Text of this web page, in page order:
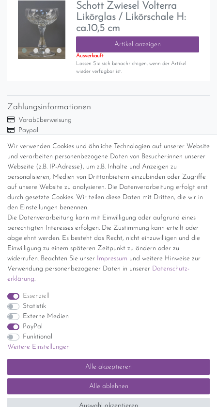
Schott Zwiesel Volterra
Likörglas / Likörschale H:
ca.10,5 cm
Artikel anzeigen
Ausverkauft
Lassen Sie sich benachrichigen, wenn der Artikel
wieder verfügbar ist.
Wir verwenden Cookies und ähnliche Technologien auf unserer Website
und verarbeiten personenbezogene Daten von Besucher:innen unserer
Webseite (z.B. IP-Adresse), um z.B. Inhalte und Anzeigen zu
personalisieren, Medien von Drittanbietern einzubinden oder Zugriffe
auf unsere Website zu analysieren. Die Datenverarbeitung erfolgt erst
durch gesetzte Cookies. Wir teilen diese Daten mit Dritten, die wir in
den Einstellungen benennen.
Die Datenverarbeitung kann mit Einwilligung oder aufgrund eines
berechtigten Interesses erfolgen. Die Zustimmung kann erteilt oder
abgelehnt werden. Es besteht das Recht, nicht einzuwilligen und die
Einwilligung zu einem späteren Zeitpunkt zu ändern oder zu
widerrufen. Beachten Sie unser Impressum und weitere Hinweise zur
Verwendung personenbezogener Daten in unserer Daten­schutz­
erklärung.
Essenziell
Statistik
Externe Medien
PayPal
Funktional
Weitere Einstellungen
Alle akzeptieren
Alle ablehnen
Zahlungsinformationen
Vorabüberweisung
Paypal
Versandinformationen
Versand per GLS (6,90 Euro) oder DHL (8,49 Euro ) inkl. MwSt.
(innerhalb Deutschlands)
kostenfreie Lieferung ab 150 Euro Warenwert (innerhalb
Deutschlands)
Übersicht Internationale Versandkosten
Wir kaufen an
Sie haben zuviel Porzellan im Schrank? Gerne kaufen wir dieses an.
Einfach unverbindliches Angebot anfordern.
*Endpreis inkl. MwSt. (Dieser Artikel unterliegt gem. § 25a
UStG der Differenzbesteuerung, ein Ausweis der
Mehrwertsteuer auf der Rechnung erfolgt nicht.)
Impressum Daten­schutz­erklärung
Vertrag widerrufen Kontakt